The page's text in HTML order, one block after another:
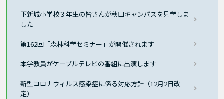
下新城小学校３年生の皆さんが秋田キャンパスを見学しま
した
第162回「森林科学セミナー」が開催されます
本学教員がケーブルテレビの番組に出演します
新型コロナウィルス感染症に係る対応方針（12月2日改
定）